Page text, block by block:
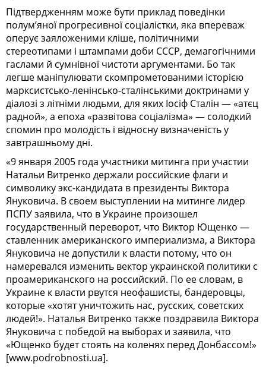
Підтвердженням може бути приклад поведінки
полум’яної прогресивної соціалістки, яка впереваж
оперує заяложеними кліше, політичними
стереотипами і штампами доби СССР, демагогічними
гаслами й сумнівної чистоти аргументами. Бо так
легше маніпулювати скомпрометованими історією
марксистсько-ленінсько-сталінськими доктринами у
діалозі з літніми людьми, для яких Іосіф Сталін — «атєц
радной», а епоха «развітова соціалізма» — солодкий
спомин про молодість і відносну визначеність у
завтрашньому дні.
«9 января 2005 года участники митинга при участии
Натальи Витренко держали российские флаги и
символику экс-кандидата в президенты Виктора
Януковича. В своем выступлении на митинге лидер
ПСПУ заявила, что в Украине произошел
государственный переворот, что Виктор Ющенко —
ставленник американского империализма, а Виктора
Януковича не допустили к власти потому, что он
намеревался изменить вектор украинской политики с
проамериканского на российский. По ее словам, в
Украине к власти рвутся неофашисты, бандеровцы,
которые «хотят уничтожить нас, русских, советских
людей!». Наталья Витренко также поздравила Виктора
Януковича с победой на выборах и заявила, что
«Ющенко будет стоять на коленях перед Донбассом!»
[www.podrobnosti.ua].